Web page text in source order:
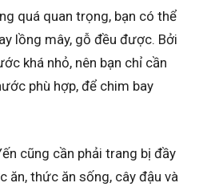
quá quan trọng, bạn có thể
lồng mây, gỗ đều được. Bởi
khá nhỏ, nên bạn chỉ cần
phù hợp, để chim bay
cũng cần phải trang bị đầy
ăn, thức ăn sống, cây đậu và